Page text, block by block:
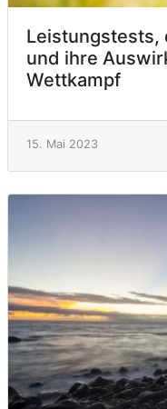
Leistungstests,
und ihre
Wettkampf
15. Mai 2023